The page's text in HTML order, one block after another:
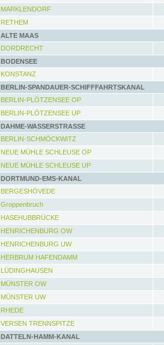
MARKLENDORF
RETHEM
ALTE MAAS
DORDRECHT
BODENSEE
KONSTANZ
BERLIN-SPANDAUER-SCHIFFFAHRTSKANAL
BERLIN-PLÖTZENSEE OP
BERLIN-PLÖTZENSEE UP
DAHME-WASSERSTRASSE
BERLIN-SCHMÖCKWITZ
NEUE MÜHLE SCHLEUSE OP
NEUE MÜHLE SCHLEUSE UP
DORTMUND-EMS-KANAL
BERGESHÖVEDE
Groppenbruch
HASEHUBBRÜCKE
HENRICHENBURG OW
HENRICHENBURG UW
HERBRUM HAFENDAMM
LÜDINGHAUSEN
MÜNSTER OW
MÜNSTER UW
RHEDE
VERSEN TRENNSPITZE
DATTELN-HAMM-KANAL